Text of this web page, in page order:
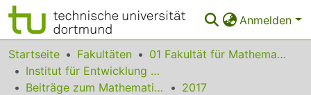
Anmelden
Bereiche & Sammlungen
Das gesamte Repositorium
Startseite Fakultäten
01 Fakultät für Mathematik
Institut für Entwicklung und Erforschung des Mathematikunterrichts
Beiträge zum Mathematikunterricht
2017